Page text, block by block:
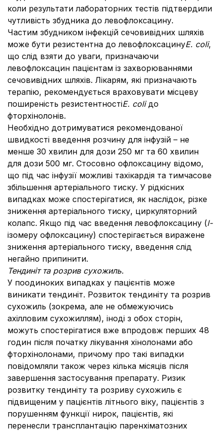
коли результати лабораторних тестів підтвердили
чутливість збудника до левофлоксацину.
Частим збудником інфекцій сечовивідних шляхів
може бути резистентна до левофлоксацинуE. сoli,
що слід взяти до уваги, призначаючи
левофлоксацин пацієнтам із захворюваннями
сечовивідних шляхів. Лікарям, які призначають
терапію, рекомендується враховувати місцеву
поширеність резистентностіE. coliдо
фторхінолонів.
Необхідно дотримуватися рекомендованої
швидкості введення розчину для інфузій – не
менше 30 хвилин для дози 250 мг та 60 хвилин
для дози 500 мг. Стосовно офлоксацину відомо,
що під час інфузії можливі тахікардія та тимчасове
збільшення артеріального тиску. У рідкісних
випадках може спостерігатися, як наслідок, різке
зниження артеріального тиску, циркуляторний
колапс. Якщо під час введення левофлоксацину (l-
ізомеру офлоксацину) спостерігається виражене
зниження артеріального тиску, введення слід
негайно припинити.
Тендиніт та розрив сухожиль.
У поодиноких випадках у пацієнтів може
виникати тендиніт. Розвиток тендиніту та розрив
сухожиль (зокрема, але не обмежуючись
ахілловим сухожиллям), іноді з обох сторін,
можуть спостерігатися вже впродовж перших 48
годин після початку лікування хінолонами або
фторхінолонами, причому про такі випадки
повідомляли також через кілька місяців після
завершення застосування препарату. Ризик
розвитку тендиніту та розриву сухожиль є
підвищеним у пацієнтів літнього віку, пацієнтів з
порушенням функції нирок, пацієнтів, які
перенесли трансплантацію паренхіматозних